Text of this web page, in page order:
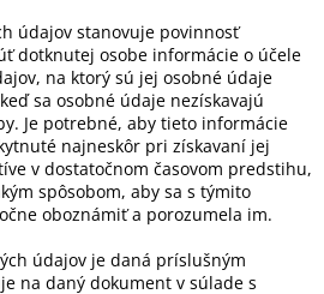
údajov stanovuje povinnosť
dotknutej osobe informácie o účele
na ktorý sú jej osobné údaje
sa osobné údaje nezískavajú
Je potrebné, aby tieto informácie
najneskôr pri získavaní jej
v dostatočnom časovom predstihu,
spôsobom, aby sa s týmito
oboznámiť a porozumela im.
údajov je daná príslušným
na daný dokument v súlade s